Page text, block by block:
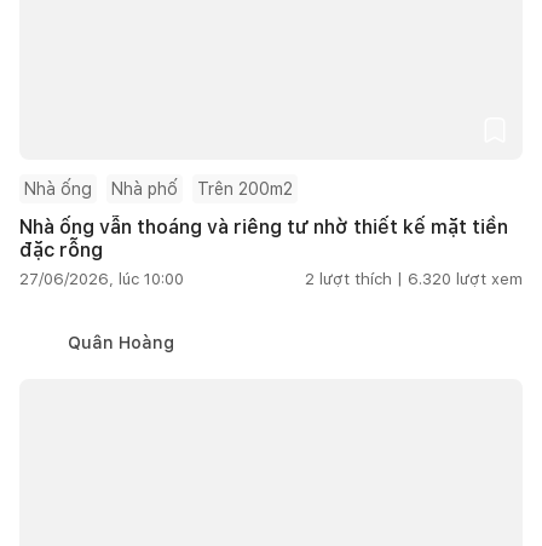
Nhà ống Nhà phố Trên 200m2
Nhà ống vẫn thoáng và riêng tư nhờ thiết kế mặt tiền
đặc rỗng
27/06/2026, lúc 10:00 2 lượt thích | 6.320 lượt xem
Quân Hoàng